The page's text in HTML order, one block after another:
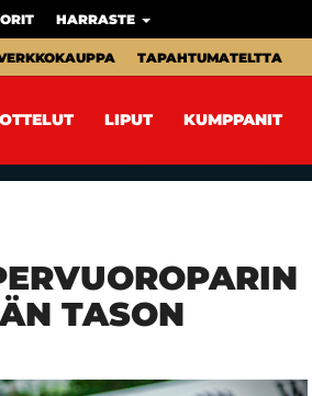
HARRASTE
TAPAHTUMATELTTA
OTTELUT LIPUT KUMPPANIT
TASON